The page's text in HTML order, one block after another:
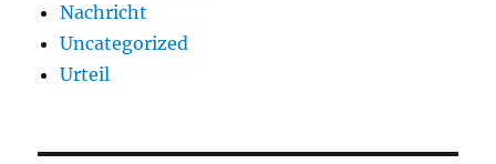
Nachricht
Uncategorized
Urteil